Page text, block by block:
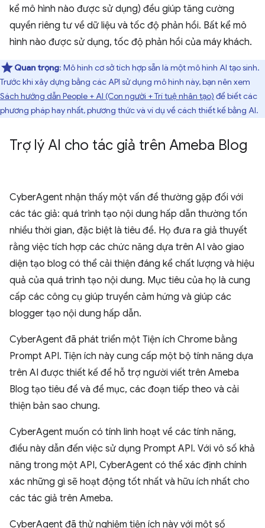
kể mô hình nào được sử dụng) đều giúp tăng cường
quyền riêng tư về dữ liệu và tốc độ phản hồi. Bất kể mô
hình nào được sử dụng, tốc độ phản hồi của máy khách.
Quan trọng: Mô hình cơ sở tích hợp sẵn là một mô hình AI tạo sinh.
Trước khi xây dựng bằng các API sử dụng mô hình này, bạn nên xem
Sách hướng dẫn People + AI (Con người + Trí tuệ nhân tạo) để biết các
phương pháp hay nhất, phương thức và ví dụ về cách thiết kế bằng AI.
Trợ lý AI cho tác giả trên Ameba Blog
CyberAgent nhận thấy một vấn đề thường gặp đối với
các tác giả: quá trình tạo nội dung hấp dẫn thường tốn
nhiều thời gian, đặc biệt là tiêu đề. Họ đưa ra giả thuyết
rằng việc tích hợp các chức năng dựa trên AI vào giao
diện tạo blog có thể cải thiện đáng kể chất lượng và hiệu
quả của quá trình tạo nội dung. Mục tiêu của họ là cung
cấp các công cụ giúp truyền cảm hứng và giúp các
blogger tạo nội dung hấp dẫn.
CyberAgent đã phát triển một Tiện ích Chrome bằng
Prompt API. Tiện ích này cung cấp một bộ tính năng dựa
trên AI được thiết kế để hỗ trợ người viết trên Ameba
Blog tạo tiêu đề và đề mục, các đoạn tiếp theo và cải
thiện bản sao chung.
CyberAgent muốn có tính linh hoạt về các tính năng,
điều này dẫn đến việc sử dụng Prompt API. Với vô số khả
năng trong một API, CyberAgent có thể xác định chính
xác những gì sẽ hoạt động tốt nhất và hữu ích nhất cho
các tác giả trên Ameba.
CyberAgent đã thử nghiệm tiện ích này với một số